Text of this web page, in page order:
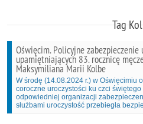
Tag
Oświęcim. Policyjne zabezpieczenie
upamiętniających 83. rocznicę
Maksymiliana Marii Kolbe
W środę (14.08.2024 r.) w Oświęcimiu
coroczne uroczystości ku czci
odpowiedniej organizacji
służbami uroczystość przebiegła